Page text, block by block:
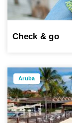
Check & go
Aruba